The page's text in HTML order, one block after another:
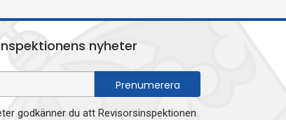
nyheter
godkänner du att Revisorsinspektionen